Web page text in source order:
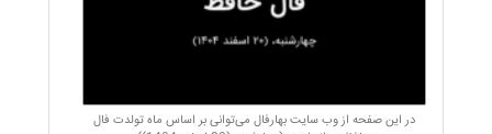
در این صفحه از وب سایت بهارفال می‌توانی بر اساس ماه تولدت فال